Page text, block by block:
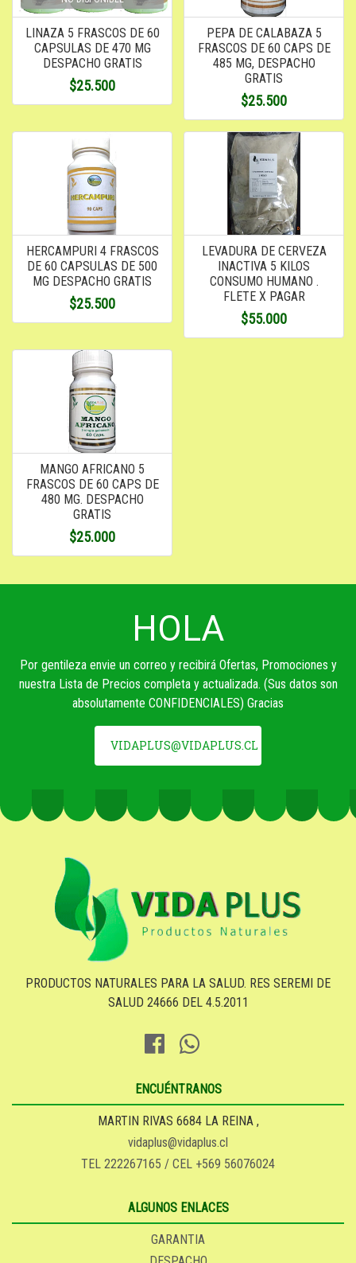
LINAZA 5 FRASCOS DE 60
CAPSULAS DE 470 MG
DESPACHO GRATIS
$25.500
PEPA DE CALABAZA 5
FRASCOS DE 60 CAPS DE
485 MG, DESPACHO
GRATIS
$25.500
HERCAMPURI 4 FRASCOS
DE 60 CAPSULAS DE 500
MG DESPACHO GRATIS
$25.500
LEVADURA DE CERVEZA
INACTIVA 5 KILOS
CONSUMO HUMANO .
FLETE X PAGAR
$55.000
MANGO AFRICANO 5
FRASCOS DE 60 CAPS DE
480 MG. DESPACHO
GRATIS
$25.000
HOLA
Por gentileza envie un correo y recibirá Ofertas, Promociones y
nuestra Lista de Precios completa y actualizada. (Sus datos son
absolutamente CONFIDENCIALES) Gracias
VIDAPLUS@VIDAPLUS.CL
PRODUCTOS NATURALES PARA LA SALUD. RES SEREMI DE
SALUD 24666 DEL 4.5.2011
ENCUÉNTRANOS
MARTIN RIVAS 6684 LA REINA ,
vidaplus@vidaplus.cl
TEL 222267165 / CEL +569 56076024
ALGUNOS ENLACES
GARANTIA